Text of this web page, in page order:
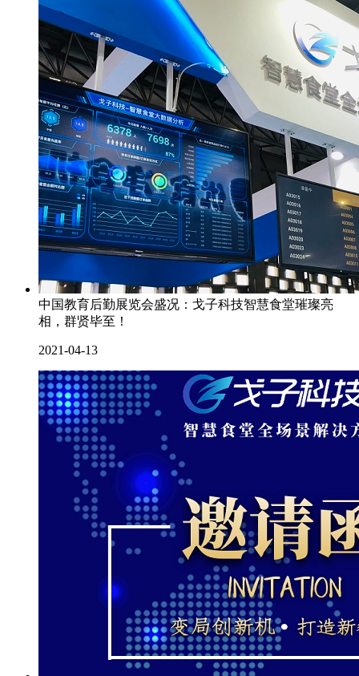
中国教育后勤展览会盛况：戈子科技智慧食堂璀璨亮
相，群贤毕至！
2021-04-13